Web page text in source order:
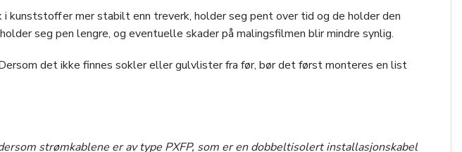
er mer stabilt enn treverk, holder seg pent over tid og de holder den
seg pen lengre, og eventuelle skader på malingsfilmen blir mindre synlig.
det ikke finnes sokler eller gulvlister fra før, bør det først monteres en list
strømkablene er av type PXFP, som er en dobbeltisolert installasjonskabel